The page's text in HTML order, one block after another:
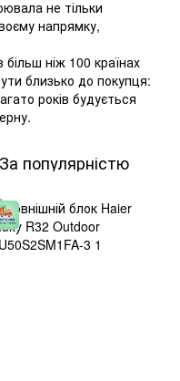
не тільки
напрямку,
більш ніж 100 країнах
близько до покупця:
років будується
За популярністю